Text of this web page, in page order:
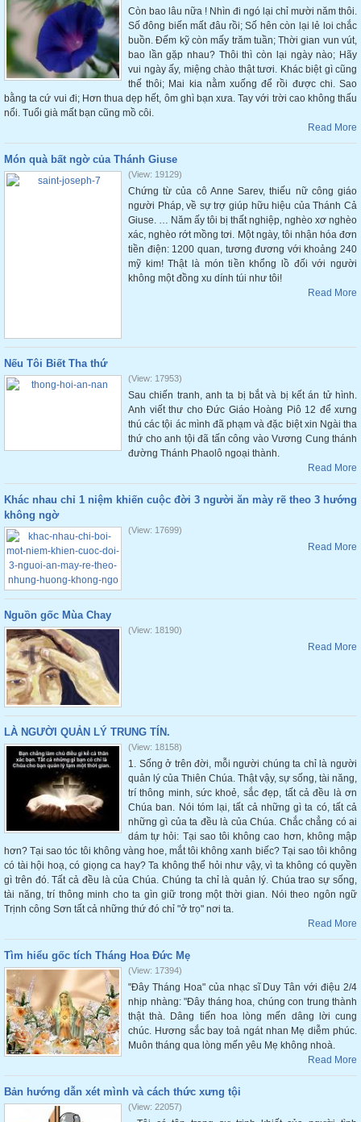
Còn bao lâu nữa ! Nhìn đi ngó lại chỉ mười năm thôi.
Số đông biến mất đâu rồi; Số hên còn lại lẻ loi chắc
buồn. Đếm kỹ còn mấy trăm tuần; Thời gian vun vút,
bao lần gặp nhau? Thôi thì còn lại ngày nào; Hãy
vui ngày ấy, miệng chào thật tươi. Khác biệt gì cũng
thế thôi; Mai kia nằm xuống để rồi được chi. Sao
bằng ta cứ vui đi; Hơn thua dẹp hết, ôm ghì bạn xưa. Tay với trời cao không thấu
nổi. Tuổi già mất bạn cũng mồ côi.
Read More
Món quà bất ngờ của Thánh Giuse
(View: 19129)
Chứng từ của cô Anne Sarev, thiếu nữ công giáo
người Pháp, về sự trợ giúp hữu hiệu của Thánh Cả
Giuse. … Năm ấy tôi bị thất nghiệp, nghèo xơ nghèo
xác, nghèo rớt mồng tơi. Một ngày, tôi nhận hóa đơn
tiền điện: 1200 quan, tương đương với khoảng 240
mỹ kim! Thật là món tiền khổng lồ đối với người
không một đồng xu dính túi như tôi!
Read More
Nếu Tôi Biết Tha thứ
(View: 17953)
Sau chiến tranh, anh ta bị bắt và bị kết án tử hình.
Anh viết thư cho Đức Giáo Hoàng Piô 12 để xưng
thú các tội ác mình đã phạm và đặc biệt xin Ngài tha
thứ cho anh tội đã tấn công vào Vương Cung thánh
đường Thánh Phaolô ngoại thành.
Read More
Khác nhau chỉ 1 niệm khiến cuộc đời 3 người ăn mày rẽ theo 3 hướng
không ngờ
(View: 17699)
Read More
Nguồn gốc Mùa Chay
(View: 18190)
Read More
LÀ NGƯỜI QUẢN LÝ TRUNG TÍN.
(View: 18158)
1. Sống ở trên đời, mỗi người chúng ta chỉ là người
quản lý của Thiên Chúa. Thật vậy, sự sống, tài năng,
trí thông minh, sức khoẻ, sắc đẹp, tất cả đều là ơn
Chúa ban. Nói tóm lại, tất cả những gì ta có, tất cả
những gì của ta đều là của Chúa. Chắc chẳng có ai
dám tự hỏi: Tại sao tôi không cao hơn, không mập
hơn? Tại sao tóc tôi không vàng hoe, mắt tôi không xanh biếc? Tại sao tôi không
có tài hội hoạ, có giọng ca hay? Ta không thể hỏi như vậy, vì ta không có quyền
gì trên đó. Tất cả đều là của Chúa. Chúng ta chỉ là quản lý. Chúa trao sự sống,
tài năng, trí thông minh cho ta gìn giữ trong một thời gian. Nói theo ngôn ngữ
Trịnh công Sơn tất cả những thứ đó chỉ "ở trọ" nơi ta.
Read More
Tìm hiểu gốc tích Tháng Hoa Đức Mẹ
(View: 17394)
"Đây Tháng Hoa" của nhạc sĩ Duy Tân với điệu 2/4
nhịp nhàng: "Đây tháng hoa, chúng con trung thành
thật thà. Dâng tiến hoa lòng mến dâng lời cung
chúc. Hương sắc bay toả ngát nhan Mẹ diễm phúc.
Muôn tháng qua lòng mến yêu Mẹ không nhoà.
Read More
Bản hướng dẫn xét mình và cách thức xưng tội
(View: 22057)